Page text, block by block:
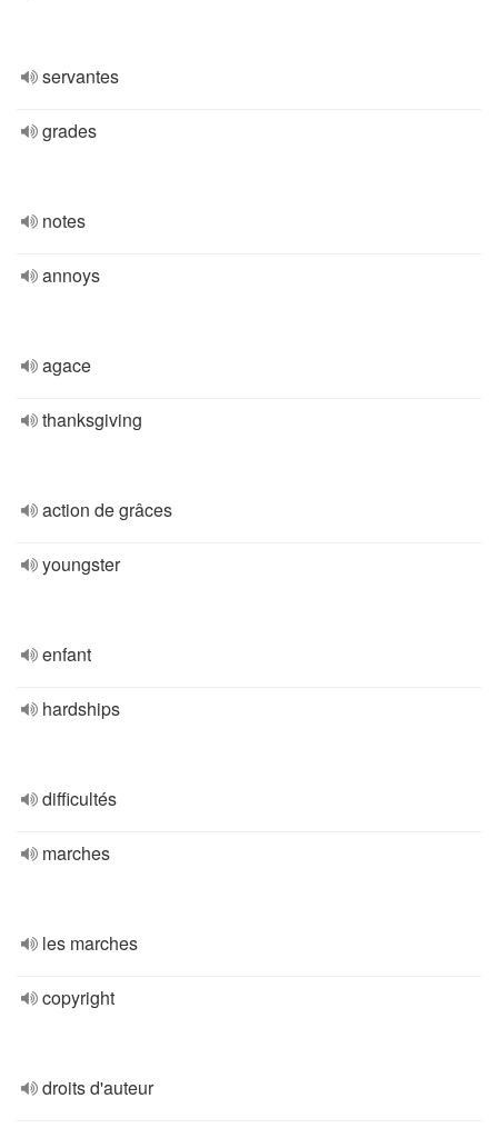
servantes
grades
notes
annoys
agace
thanksgiving
action de grâces
youngster
enfant
hardships
difficultés
marches
les marches
copyright
droits d'auteur